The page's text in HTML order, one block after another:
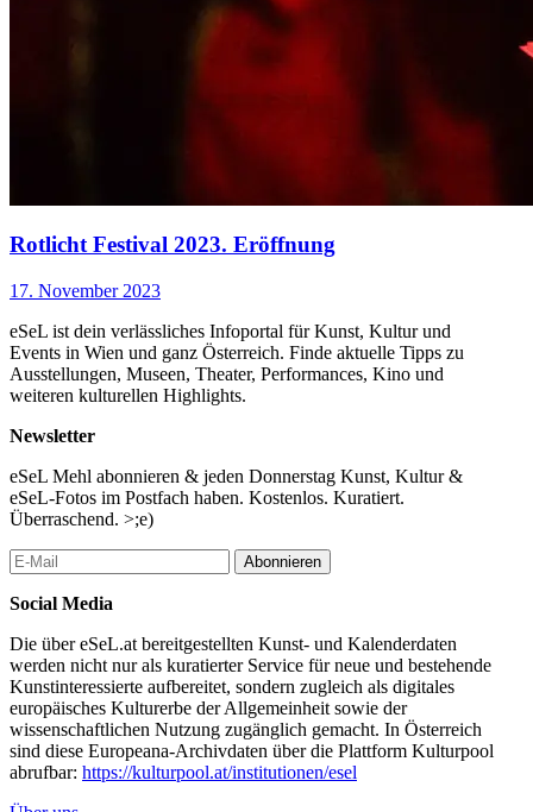
Rotlicht Festival 2023. Eröffnung
17. November 2023
eSeL ist dein verlässliches Infoportal für Kunst, Kultur und
Events in Wien und ganz Österreich. Finde aktuelle Tipps zu
Ausstellungen, Museen, Theater, Performances, Kino und
weiteren kulturellen Highlights.
Newsletter
eSeL Mehl abonnieren & jeden Donnerstag Kunst, Kultur &
eSeL-Fotos im Postfach haben. Kostenlos. Kuratiert.
Überraschend. >;e)
Abonnieren
Social Media
Die über eSeL.at bereitgestellten Kunst- und Kalenderdaten
werden nicht nur als kuratierter Service für neue und bestehende
Kunstinteressierte aufbereitet, sondern zugleich als digitales
europäisches Kulturerbe der Allgemeinheit sowie der
wissenschaftlichen Nutzung zugänglich gemacht. In Österreich
sind diese Europeana-Archivdaten über die Plattform Kulturpool
abrufbar: https://kulturpool.at/institutionen/esel